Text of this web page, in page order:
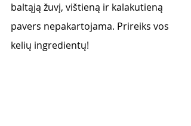
baltąją žuvį, vištieną ir kalakutieną
pavers nepakartojama. Prireiks vos
kelių ingredientų!